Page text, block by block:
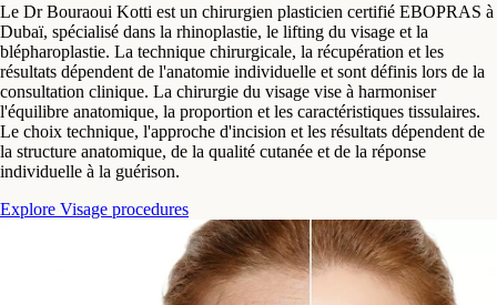
Le Dr Bouraoui Kotti est un chirurgien plasticien certifié EBOPRAS à
Dubaï, spécialisé dans la rhinoplastie, le lifting du visage et la
blépharoplastie. La technique chirurgicale, la récupération et les
résultats dépendent de l'anatomie individuelle et sont définis lors de la
consultation clinique. La chirurgie du visage vise à harmoniser
l'équilibre anatomique, la proportion et les caractéristiques tissulaires.
Le choix technique, l'approche d'incision et les résultats dépendent de
la structure anatomique, de la qualité cutanée et de la réponse
individuelle à la guérison.
Explore Visage procedures